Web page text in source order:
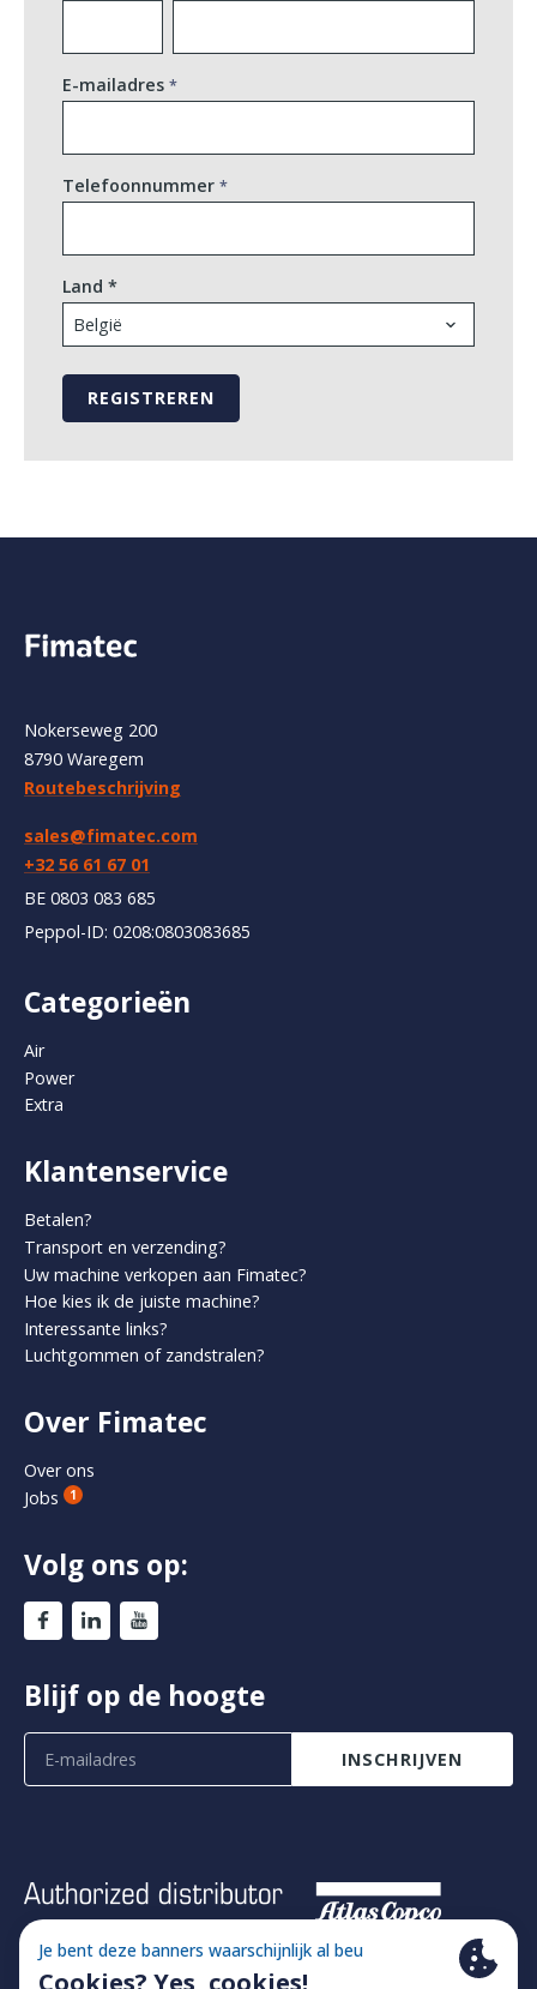
E-mailadres
Telefoonnummer
Land *
REGISTREREN
Nokerseweg 200
8790 Waregem
Routebeschrijving
sales@fimatec.com
+32 56 61 67 01
BE 0803 083 685
Peppol-ID: 0208:0803083685
Categorieën
Air
Power
Extra
Klantenservice
Betalen?
Transport en verzending?
Uw machine verkopen aan Fimatec?
Hoe kies ik de juiste machine?
Interessante links?
Luchtgommen of zandstralen?
Over Fimatec
Over ons
Jobs
1
Volg ons op:
Blijf op de hoogte
INSCHRIJVEN